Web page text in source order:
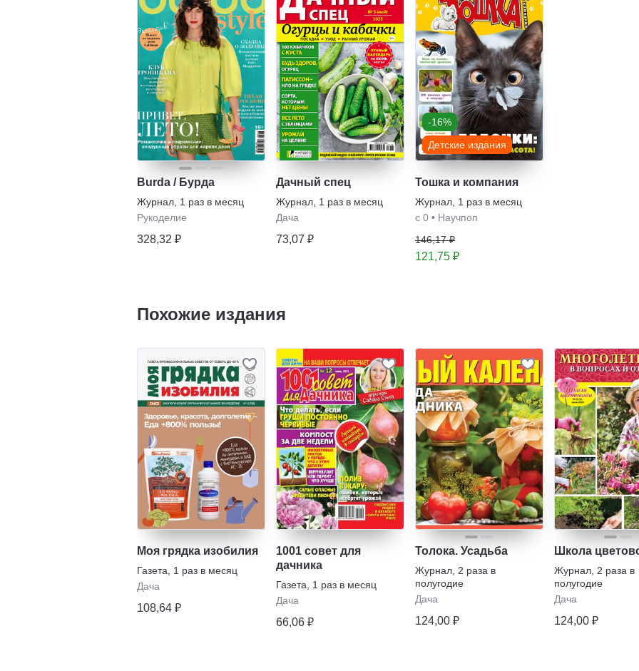
Burda / Бурда
Журнал 1 раз в месяц
Рукоделие
328,32 ₽
Дачный спец
Журнал 1 раз в месяц
Дача
73,07 ₽
-16%
Детские издания
Тошка и компания
Журнал 1 раз в месяц
с 0 • Научпоп
146,17 ₽
121,75 ₽
Похожие издания
Моя грядка изобилия
Газета
1 раз в месяц
Дача
108,64 ₽
1001 совет для
дачника
Газета
1 раз в месяц
Дача
66,06 ₽
Толока. Усадьба
Журнал 2 раза в
полугодие
Дача
124,00 ₽
Школа
Журнал 2 раза в
полугодие
Дача
124,00 ₽